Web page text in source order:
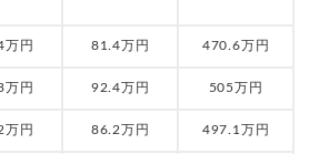
万円 81.4万円 470.6万円
万円 92.4万円 505万円
万円 86.2万円 497.1万円